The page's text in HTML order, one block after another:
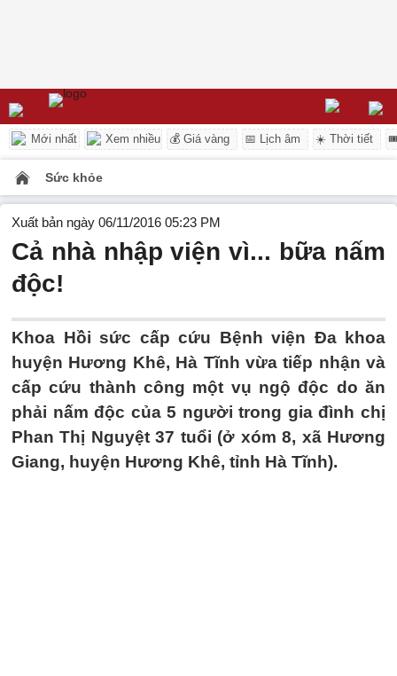
Mới nhất Xem nhiều 💰 Giá vàng 📅 Lịch âm ☀️ Thời tiết
Sức khỏe
Xuất bản ngày 06/11/2016 05:23 PM
Cả nhà nhập viện vì... bữa nấm
độc!
Khoa Hồi sức cấp cứu Bệnh viện Đa khoa
huyện Hương Khê, Hà Tĩnh vừa tiếp nhận và
cấp cứu thành công một vụ ngộ độc do ăn
phải nấm độc của 5 người trong gia đình chị
Phan Thị Nguyệt 37 tuổi (ở xóm 8, xã Hương
Giang, huyện Hương Khê, tỉnh Hà Tĩnh).